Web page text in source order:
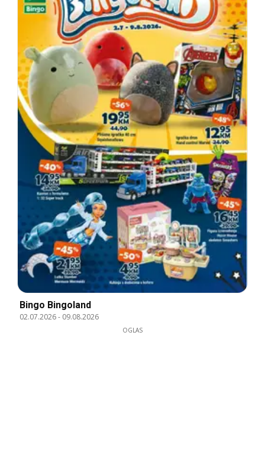
Bingo Bingoland
02.07.2026- 09.08.2026
OGLAS